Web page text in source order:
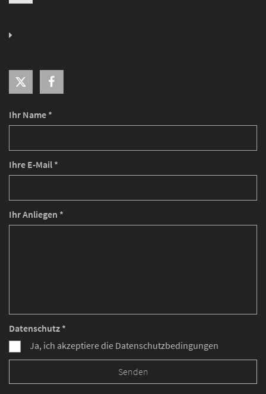
Ihr Name *
Ihre E-Mail *
Ihr Anliegen *
Datenschutz *
Ja, ich akzeptiere die Datenschutzbedingungen